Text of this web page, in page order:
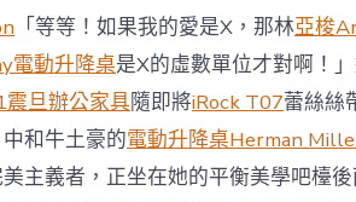
投
資
防
御
價
值
凸
顯 億
「等等！如果我的愛是X，那林亞梭
電動升降桌是X的虛數單位才對啊！
震旦辦公家具隨即將iRock T07蕾絲絲
中和牛土豪的電動升降桌Herman
主義者，正坐在她的平衡美學吧檯後